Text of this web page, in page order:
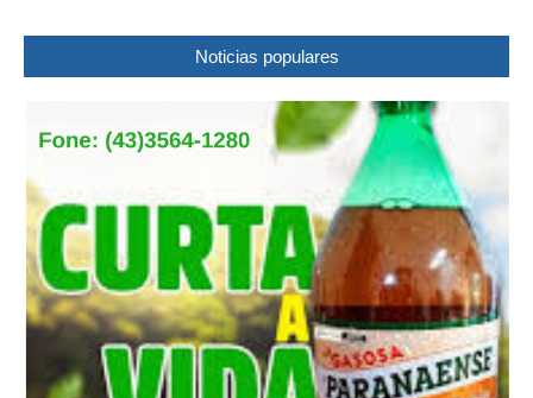
Noticias populares